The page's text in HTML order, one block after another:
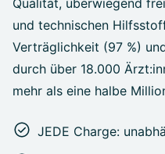
Qualität, überwiegend
und technischen
Verträglichkeit (97 %)
durch über 18.000
mehr als eine halbe
JEDE Charge: